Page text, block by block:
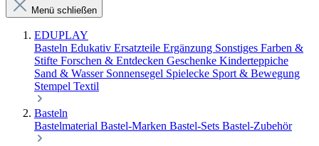
Menü schließen
EDUPLAY
Basteln Edukativ Ersatzteile Ergänzung Sonstiges Farben &
Stifte Forschen & Entdecken Geschenke Kinderteppiche
Sand & Wasser Sonnensegel Spielecke Sport & Bewegung
Stempel Textil
Basteln
Bastelmaterial Bastel-Marken Bastel-Sets Bastel-Zubehör